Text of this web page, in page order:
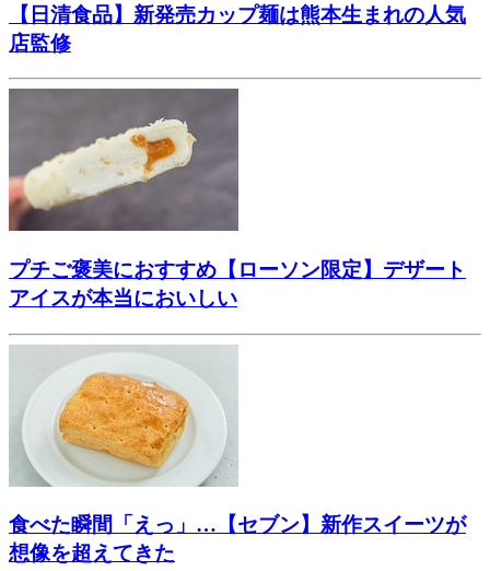
【日清食品】新発売カップ麺は熊本生まれの人気
店監修
プチご褒美におすすめ【ローソン限定】デザート
アイスが本当においしい
食べた瞬間「えっ」…【セブン】新作スイーツが
想像を超えてきた